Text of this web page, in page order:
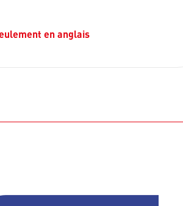
en anglais